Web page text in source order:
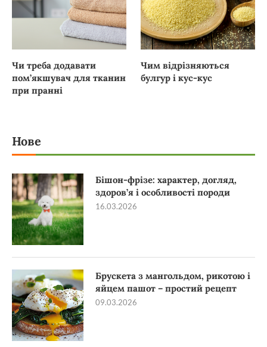
Чи треба додавати
пом’якшувач для тканин
при пранні
Чим відрізняються
булгур і кус-кус
Нове
Бішон-фрізе: характер, догляд,
здоров’я і особливості породи
16.03.2026
Брускета з мангольдом, рикотою і
яйцем пашот – простий рецепт
09.03.2026